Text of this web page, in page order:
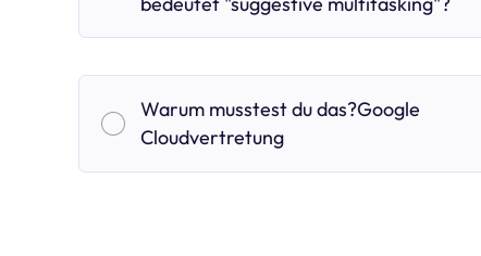
Warum musstest du das?Google
Cloudvertretung